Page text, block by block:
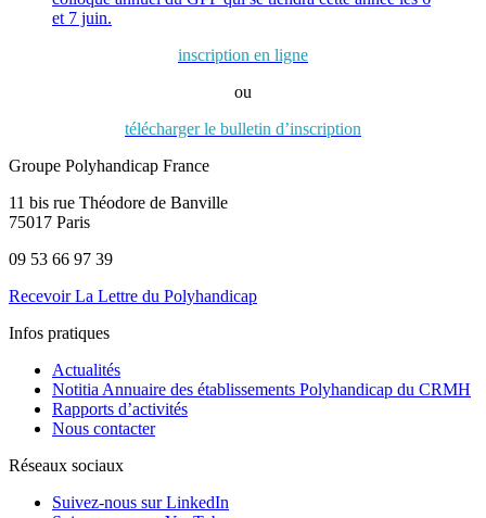
inscription en ligne
ou
télécharger le bulletin d’inscription
Groupe Polyhandicap France
11 bis rue Théodore de Banville
75017 Paris
09 53 66 97 39
Recevoir La Lettre du Polyhandicap
Infos pratiques
Actualités
Notitia Annuaire des établissements Polyhandicap du CRMH
Rapports d’activités
Nous contacter
Réseaux sociaux
Suivez-nous sur LinkedIn